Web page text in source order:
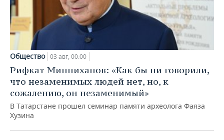
Общество 03 авг, 00:00
Рифкат Минниханов: «Как бы ни говорили,
что незаменимых людей нет, но, к
сожалению, он незаменимый»
В Татарстане прошел семинар памяти археолога Фаяза
Хузина